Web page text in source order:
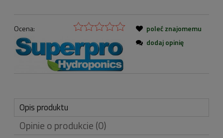
Ocena:
poleć znajomemu
dodaj opinię
Opis produktu
Opinie o produkcie (0)